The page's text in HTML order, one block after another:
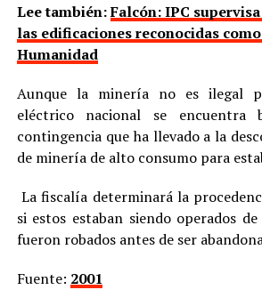
Lee también:Falcón: IPC
las edificaciones reconocidas
Humanidad
Aunque la minería no es ilegal
eléctrico nacional se
contingencia que ha llevado a la
de minería de alto consumo para
La fiscalía determinará la
si estos estaban siendo operados
fueron robados antes de ser
Fuente: 2001